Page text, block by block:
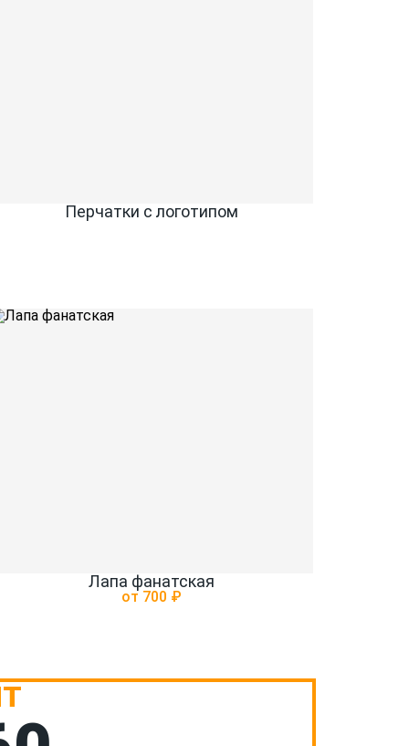
Перчатки с логотипом
Лапа фанатская
от 700 ₽